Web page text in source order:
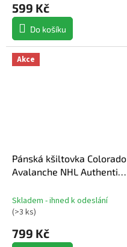
599 Kč
Do košíku
Akce
Pánská kšiltovka Colorado
Avalanche NHL Authentic
Snapback
Skladem - ihned k odeslání
(>3 ks)
799 Kč